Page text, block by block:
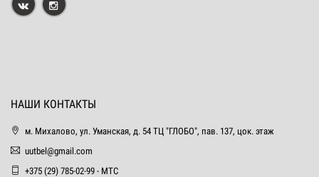
НАШИ КОНТАКТЫ
м. Михалово, ул. Уманская, д. 54 ТЦ "ГЛОБО", пав. 137, цок. этаж
uutbel@gmail.com
+375 (29) 785-02-99 - МТС